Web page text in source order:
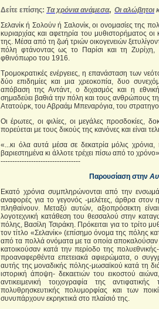
Δείτε επίσης: Τα χρόνια ανάμεσα, Οι αλώβητοι
Σελανίκ ή Σολούν ή Σαλονίκ, οι ονομασίες της
κυριαρχίας και αφετηρία του μυθιστορήματος
της. Μέσα από τη ζωή τριών οικογενειών
πόλη φτάνοντας ως το Παρίσι και τη
φθινόπωρο του 1916.
Τρομοκρατικές ενέργειες, η επανάσταση των
δύο επιδημίες και μια χρεοκοπία, δυο
απόβαση της Αντάντ, ο διχασμός και η
σημαδεύει βαθιά την πόλη και τους ανθρώπους
Ατατούρκ, του Αβραάμ Μπεναρόγια, του
Οι έρωτες, οι φιλίες, οι μεγάλες προσδοκίες,
πορεύεται με τους δικούς της κανόνες και είναι
«...κι όλα αυτά μέσα σε δεκατρία μόλις
βαριεστημένα κι άλλοτε τρέχει πίσω από το
----------------------------------
Παρουσίαση στην
Εκατό χρόνια συμπληρώνονται από την
αναφορές για το γεγονός -μελέτες, άρθρα στον
πληθαίνουν. Μεταξύ αυτών, αξιοπρόσεκτη
λογοτεχνική κατάθεση του θεσσαλού στην
πόλης, Βασίλη Τσιράκη. Πρόκειται για το τρίτο
τον τίτλο «Σελανίκ» (επίσημο όνομα της πόλης
από τα πολλά ονόματα με τα οποία αποκαλούσαν
κατοικούσαν κατά την περίοδο της
προαναφερθέντα επετειακά αφιερώματα, ο
αυτής της μοναδικής πόλης-μωσαϊκού κατά τη
ιστορική άποψη- δεκαετιών του εικοστού
αντικειμενική τοιχογραφία της
πολυθρησκευτικής πολυμορφίας και των
συνυπάρχουν εκρηκτικά στο πλαίσιό της.